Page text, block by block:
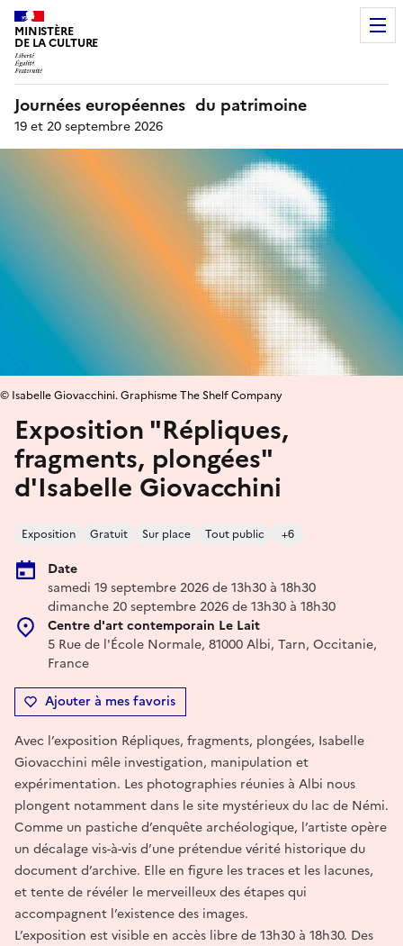
MINISTÈRE
DE LA CULTURE
Journées européennes du patrimoine
19 et 20 septembre 2026
Exposition "Répliques,
fragments, plongées"
d'Isabelle Giovacchini
Exposition Gratuit Sur place Tout public +6
Date
samedi 19 septembre 2026 de 13h30 à 18h30
dimanche 20 septembre 2026 de 13h30 à 18h30
Centre d'art contemporain Le Lait
5 Rue de l'École Normale, 81000 Albi, Tarn, Occitanie,
France
Ajouter à mes favoris
© Isabelle Giovacchini. Graphisme The Shelf Company
Avec l’exposition Répliques, fragments, plongées, Isabelle
Giovacchini mêle investigation, manipulation et
expérimentation. Les photographies réunies à Albi nous
plongent notamment dans le site mystérieux du lac de Némi.
Comme un pastiche d’enquête archéologique, l’artiste opère
un décalage vis-à-vis d’une prétendue vérité historique du
document d’archive. Elle en figure les traces et les lacunes,
et tente de révéler le merveilleux des étapes qui
accompagnent l’existence des images.
L’exposition est visible en accès libre de 13h30 à 18h30. Des